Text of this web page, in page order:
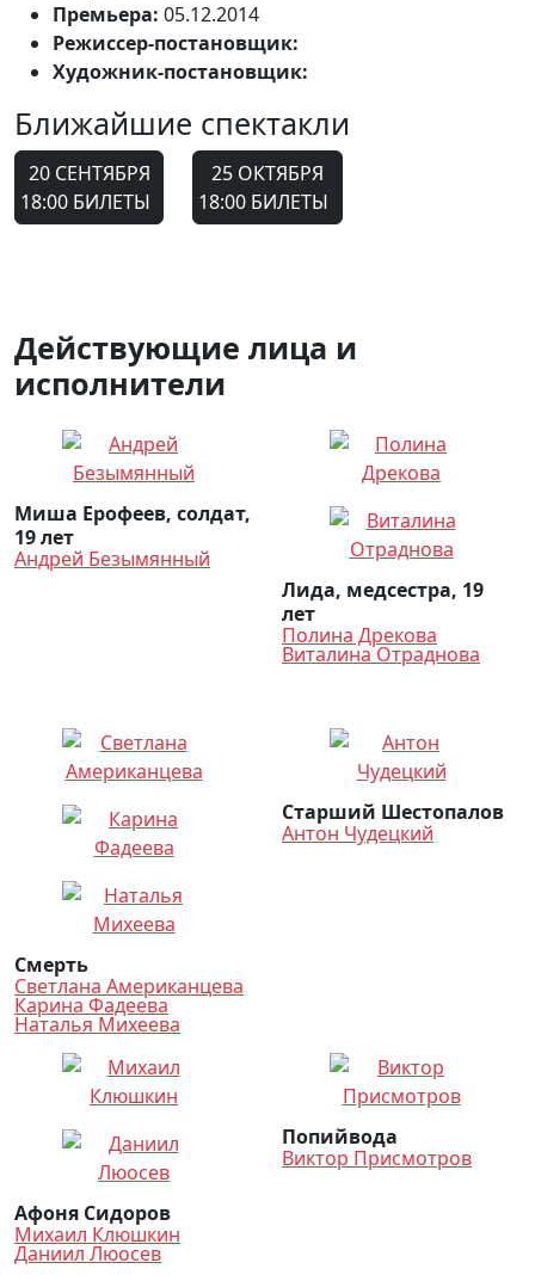
Премьера: 05.12.2014
Режиссер-постановщик:
Художник-постановщик:
Ближайшие спектакли
20 СЕНТЯБРЯ
18:00 БИЛЕТЫ
25 ОКТЯБРЯ
18:00 БИЛЕТЫ
Действующие лица и
исполнители
Миша Ерофеев, солдат,
19 лет
Андрей Безымянный
Лида, медсестра, 19
лет
Полина Дрекова
Виталина Отраднова
Смерть
Светлана Американцева
Карина Фадеева
Наталья Михеева
Старший Шестопалов
Антон Чудецкий
Афоня Сидоров
Михаил Клюшкин
Даниил Люосев
Попийвода
Виктор Присмотров